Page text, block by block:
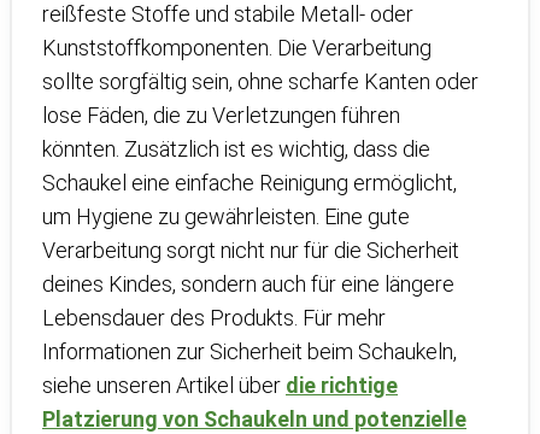
reißfeste Stoffe und stabile Metall- oder
Kunststoffkomponenten. Die Verarbeitung
sollte sorgfältig sein, ohne scharfe Kanten oder
lose Fäden, die zu Verletzungen führen
könnten. Zusätzlich ist es wichtig, dass die
Schaukel eine einfache Reinigung ermöglicht,
um Hygiene zu gewährleisten. Eine gute
Verarbeitung sorgt nicht nur für die Sicherheit
deines Kindes, sondern auch für eine längere
Lebensdauer des Produkts. Für mehr
Informationen zur Sicherheit beim Schaukeln,
siehe unseren Artikel über die richtige
Platzierung von Schaukeln und potenzielle